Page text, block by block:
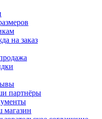
на заказ
партнёры
магазин